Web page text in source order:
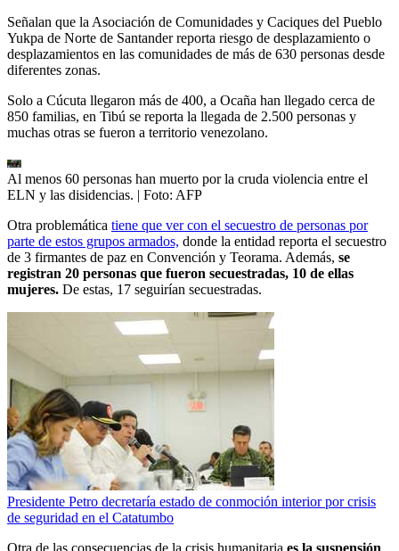
Señalan que la Asociación de Comunidades y Caciques del Pueblo
Yukpa de Norte de Santander reporta riesgo de desplazamiento o
desplazamientos en las comunidades de más de 630 personas desde
diferentes zonas.
Solo a Cúcuta llegaron más de 400, a Ocaña han llegado cerca de
850 familias, en Tibú se reporta la llegada de 2.500 personas y
muchas otras se fueron a territorio venezolano.
Al menos 60 personas han muerto por la cruda violencia entre el
ELN y las disidencias. | Foto: AFP
Otra problemática tiene que ver con el secuestro de personas por
parte de estos grupos armados, donde la entidad reporta el secuestro
de 3 firmantes de paz en Convención y Teorama. Además, se
registran 20 personas que fueron secuestradas, 10 de ellas
mujeres. De estas, 17 seguirían secuestradas.
Presidente Petro decretaría estado de conmoción interior por crisis
de seguridad en el Catatumbo
Otra de las consecuencias de la crisis humanitaria es la suspensión